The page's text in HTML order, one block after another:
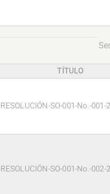
TÍTULO
RESOLUCIÓN-SO-001-No.-001-
RESOLUCIÓN-SO-001-No.-002-